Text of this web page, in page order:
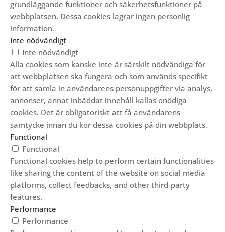
grundläggande funktioner och säkerhetsfunktioner på
webbplatsen. Dessa cookies lagrar ingen personlig
information.
Inte nödvändigt
Inte nödvändigt
Alla cookies som kanske inte är särskilt nödvändiga för
att webbplatsen ska fungera och som används specifikt
för att samla in användarens personuppgifter via analys,
annonser, annat inbäddat innehåll kallas onödiga
cookies. Det är obligatoriskt att få användarens
samtycke innan du kör dessa cookies på din webbplats.
Functional
Functional
Functional cookies help to perform certain functionalities
like sharing the content of the website on social media
platforms, collect feedbacks, and other third-party
features.
Performance
Performance